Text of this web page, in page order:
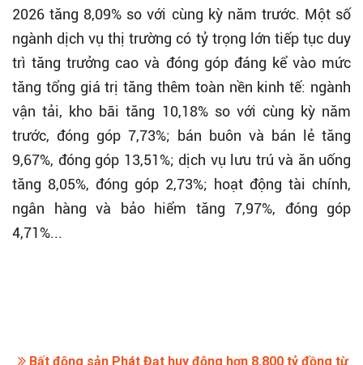
2026 tăng 8,09% so với cùng kỳ năm trước. Một số
ngành dịch vụ thị trường có tỷ trọng lớn tiếp tục duy
trì tăng trưởng cao và đóng góp đáng kể vào mức
tăng tổng giá trị tăng thêm toàn nền kinh tế: ngành
vận tải, kho bãi tăng 10,18% so với cùng kỳ năm
trước, đóng góp 7,73%; bán buôn và bán lẻ tăng
9,67%, đóng góp 13,51%; dịch vụ lưu trú và ăn uống
tăng 8,05%, đóng góp 2,73%; hoạt động tài chính,
ngân hàng và bảo hiểm tăng 7,97%, đóng góp
4,71%...
Bất động sản Phát Đạt huy động hơn 8.800 tỷ đồng từ